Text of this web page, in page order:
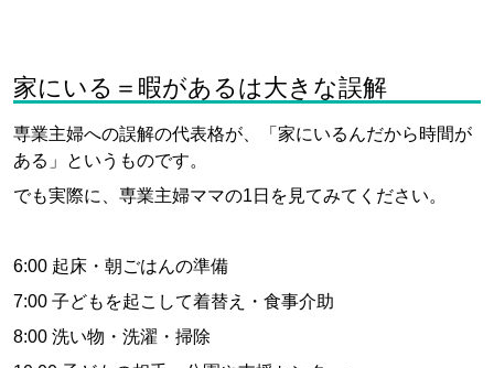
家にいる＝暇があるは大きな誤解
専業主婦への誤解の代表格が、「家にいるんだから時間が
ある」というものです。
でも実際に、専業主婦ママの1日を見てみてください。
6:00 起床・朝ごはんの準備
7:00 子どもを起こして着替え・食事介助
8:00 洗い物・洗濯・掃除